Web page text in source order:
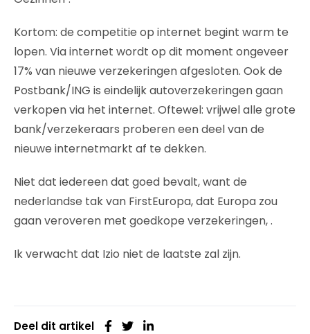
Kortom: de competitie op internet begint warm te
lopen. Via internet wordt op dit moment ongeveer
17% van nieuwe verzekeringen afgesloten. Ook de
Postbank/ING is eindelijk autoverzekeringen gaan
verkopen via het internet. Oftewel: vrijwel alle grote
bank/verzekeraars proberen een deel van de
nieuwe internetmarkt af te dekken.
Niet dat iedereen dat goed bevalt, want de
nederlandse tak van FirstEuropa, dat Europa zou
gaan veroveren met goedkope verzekeringen, .
Ik verwacht dat Izio niet de laatste zal zijn.
Deel dit artikel